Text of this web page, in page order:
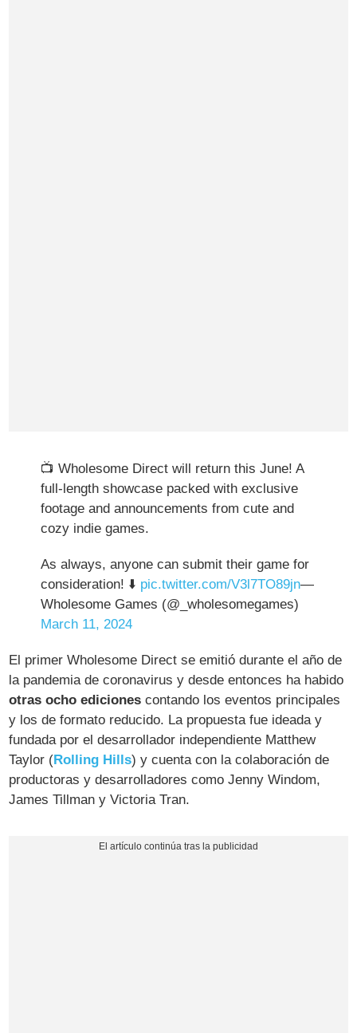
📺 Wholesome Direct will return this June! A
full-length showcase packed with exclusive
footage and announcements from cute and
cozy indie games.
As always, anyone can submit their game for
consideration! ⬇️ pic.twitter.com/V3l7TO89jn—
Wholesome Games (@_wholesomegames)
March 11, 2024
El primer Wholesome Direct se emitió durante el año de
la pandemia de coronavirus y desde entonces ha habido
otras ocho ediciones contando los eventos principales
y los de formato reducido. La propuesta fue ideada y
fundada por el desarrollador independiente Matthew
Taylor (Rolling Hills) y cuenta con la colaboración de
productoras y desarrolladores como Jenny Windom,
James Tillman y Victoria Tran.